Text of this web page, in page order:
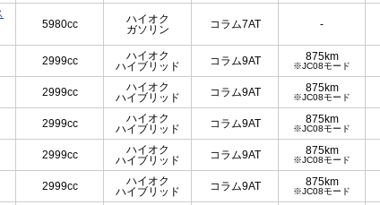
5980cc
ハイオク
ガソリン
コラム7AT -
2999cc
ハイオク
ハイブリッド
コラム9AT 875km
※JC08モード
2999cc
ハイオク
ハイブリッド
コラム9AT 875km
※JC08モード
2999cc
ハイオク
ハイブリッド
コラム9AT 875km
※JC08モード
2999cc
ハイオク
ハイブリッド
コラム9AT 875km
※JC08モード
2999cc
ハイオク
ハイブリッド
コラム9AT 875km
※JC08モード